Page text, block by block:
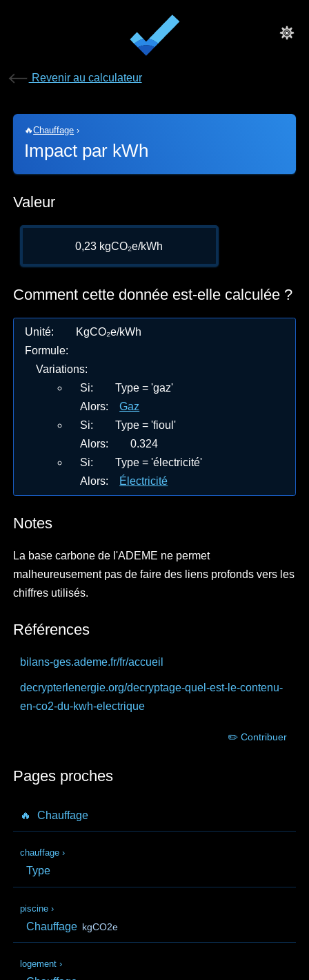
Revenir au calculateur
🔥Chauffage ›
Impact par kWh
Valeur
0,23 kgCO₂e/kWh
Comment cette donnée est-elle calculée ?
Unité:
KgCO₂e/kWh
Formule:
Variations:
Si:
Type = 'gaz'
Alors:
Gaz
Si:
Type = 'fioul'
Alors:
0.324
Si:
Type = 'électricité'
Alors: Électricité
Notes
La base carbone de l'ADEME ne permet
malheureusement pas de faire des liens profonds vers les
chiffres utilisés.
Références
bilans-ges.ademe.fr/fr/accueil
decrypterlenergie.org/decryptage-quel-est-le-contenu-
en-co2-du-kwh-electrique
✏️ Contribuer
Pages proches
🔥 Chauffage
chauffage ›
Type
piscine ›
Chauffage kgCO2e
logement ›